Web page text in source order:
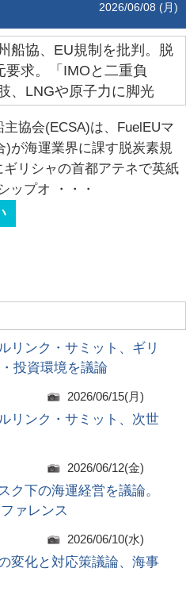
2026/06/08 (月)
船協、EU規制を批判。脱
求。「IMOと二重負
、LNGや原子力に脚光
協会(ECSA)は、FuelEUマ
)が海運業界に課す脱炭素規
リシャの首都アテネで英紙
ップオ
・・・
リンク・サミット、ギリ
投資環境を議論
2026/06/15(月)
リンク・サミット、次世
2026/06/12(金)
ク下の海運経営を議論。
ァレンス
2026/06/10(水)
変化と対応策議論、海事